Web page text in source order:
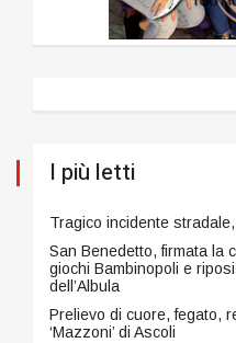
I più letti
Tragico incidente
San Benedetto, firmata la
giochi Bambinopoli e
dell’Albula
Prelievo di cuore, fegato,
‘Mazzoni’ di Ascoli